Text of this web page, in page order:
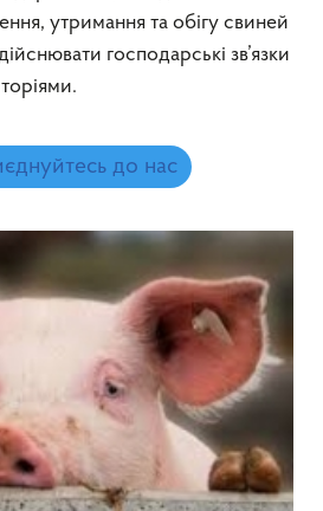
утримання та обігу свиней
господарські зв’язки
до нас